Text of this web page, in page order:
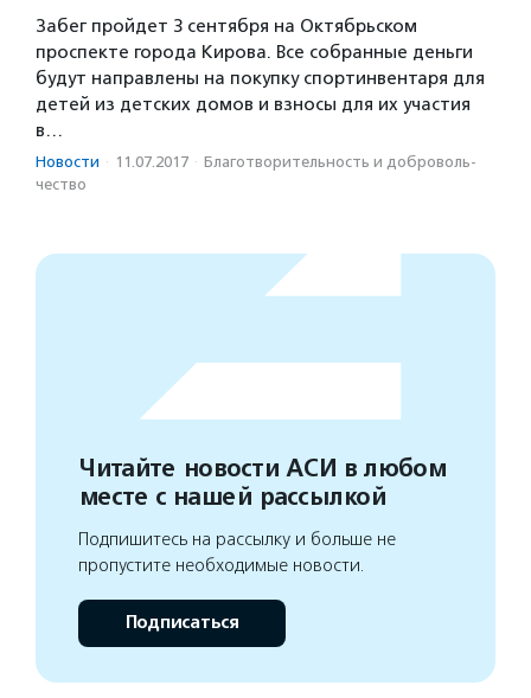
Забег пройдет 3 сентября на Октябрьском
проспекте города Кирова. Все собранные деньги
будут направлены на покупку спортинвентаря для
детей из детских домов и взносы для их участия
в…
Новости · 11.07.2017 · Благотвори­тель­ность и доброволь­
чест­во
Читайте новости АСИ в любом
месте с нашей рассылкой
Подпишитесь на рассылку и больше не
пропустите необходимые новости.
Подписаться